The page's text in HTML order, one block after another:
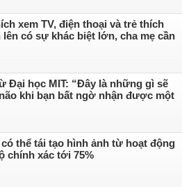
xem TV, điện thoại và trẻ thích
có sự khác biệt lớn, cha mẹ cần
Đại học MIT: “Đây là những gì sẽ
khi bạn bất ngờ nhận được một
có thể tái tạo hình ảnh từ hoạt động
chính xác tới 75%